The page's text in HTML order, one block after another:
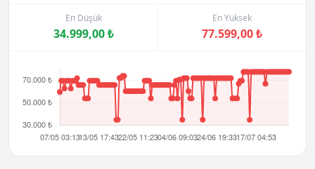
En Düşük
34.999,00 ₺
En Yüksek
77.599,00 ₺